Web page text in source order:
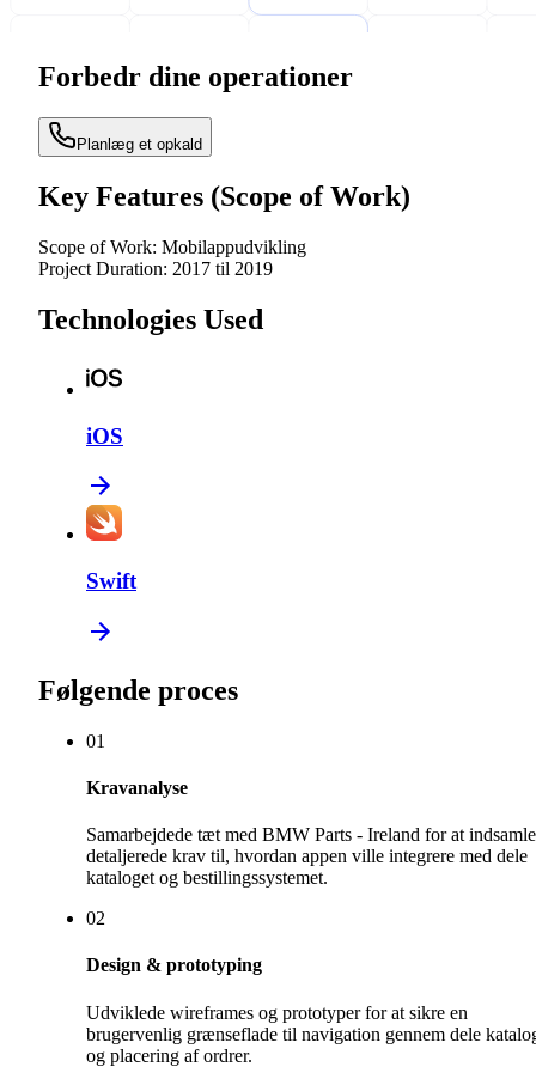
Forbedr dine operationer
Planlæg et opkald
Key Features (Scope of Work)
Scope of Work: Mobilappudvikling
Project Duration: 2017 til 2019
Technologies Used
iOS
Swift
Følgende proces
01
Kravanalyse
Samarbejdede tæt med BMW Parts - Ireland for at indsamle
detaljerede krav til, hvordan appen ville integrere med dele
kataloget og bestillingssystemet.
02
Design & prototyping
Udviklede wireframes og prototyper for at sikre en
brugervenlig grænseflade til navigation gennem dele
og placering af ordrer.